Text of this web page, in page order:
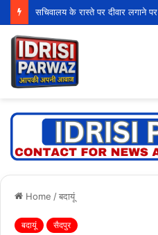
Home /बदायूं
बदायूं सैदपुर